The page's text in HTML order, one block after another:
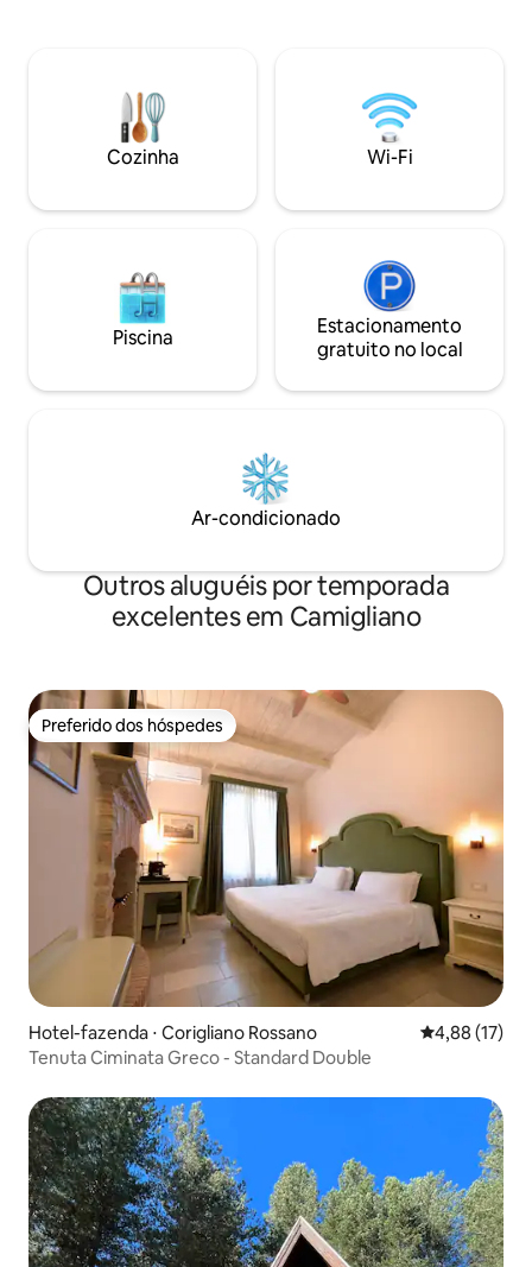
lavar roupa, máquina de lavar louça,
cozinha equipada e ar condicionado.
Perfeito para quem procura praticidade,
conforto e uma localização estratégica.
tradição da Calábria. Importante: a
maneira de
Pietrapaola é de
público ou táxi
Cozinha Wi-Fi
Piscina
Estacionamento
gratuito no local
Ar-condicionado
Outros aluguéis por temporada
excelentes em Camigliano
Preferido dos hóspedes
Preferido dos hóspedes
Hotel-fazenda ⋅ Corigliano Rossano 4,88 de uma
4,88 (17)
Tenuta Ciminata Greco - Standard Double